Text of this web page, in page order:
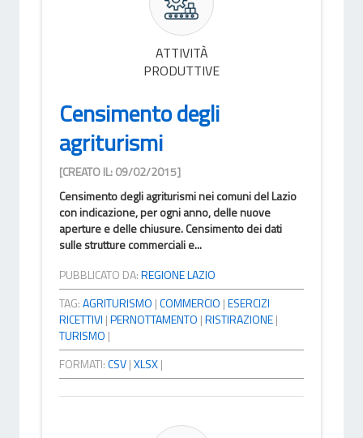
ATTIVITÀ
PRODUTTIVE
Censimento degli
agriturismi
[CREATO IL: 09/02/2015]
Censimento degli agriturismi nei comuni del Lazio
con indicazione, per ogni anno, delle nuove
aperture e delle chiusure. Censimento dei dati
sulle strutture commerciali e...
PUBBLICATO DA:REGIONE LAZIO
TAG:AGRITURISMO |COMMERCIO |ESERCIZI
RICETTIVI |PERNOTTAMENTO |RISTIRAZIONE|
TURISMO |
FORMATI:CSV|XLSX|